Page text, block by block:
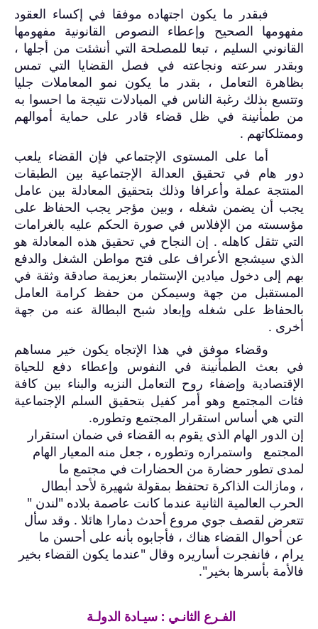
فبقدر ما يكون اجتهاده موفقا في إكساء العقود
مفهومها الصحيح وإعطاء النصوص القانونية مفهومها
القانوني السليم ، تبعا للمصلحة التي أنشئت من أجلها ،
وبقدر سرعته ونجاعته في فصل القضايا التي تمس
بظاهرة التعامل ، بقدر ما يكون نمو المعاملات جليا
وتتسع بذلك رغبة الناس في المبادلات نتيجة ما احسوا به
من طمأنينة في ظل قضاء قادر على حماية أموالهم
وممتلكاتهم .
أما على المستوى الإجتماعي فإن القضاء يلعب
دور هام في تحقيق العدالة الإجتماعية بين الطبقات
المنتجة عملة وأعرافا وذلك بتحقيق المعادلة بين عامل
يجب أن يضمن شغله ، وبين مؤجر يجب الحفاظ على
مؤسسته من الإفلاس في صورة الحكم عليه بالغرامات
التي تثقل كاهله . إن النجاح في تحقيق هذه المعادلة هو
الذي سيشجع الأعراف على فتح مواطن الشغل والدفع
بهم إلى دخول ميادين الإستثمار بعزيمة صادقة وثقة في
المستقبل من جهة وسيمكن من حفظ كرامة العامل
بالحفاظ على شغله وإبعاد شبح البطالة عنه من جهة
أخرى .
وقضاء موفق في هذا الإتجاه يكون خير مساهم
في بعث الطمأنينة في النفوس وإعطاء دفع للحياة
الإقتصادية وإضفاء روح التعامل النزيه والبناء بين كافة
فئات المجتمع وهو أمر كفيل بتحقيق السلم الإجتماعية
التي هي أساس استقرار المجتمع وتطوره.
إن الدور الهام الذي يقوم به القضاء في ضمان استقرار
المجتمع واستمراره وتطوره ، جعل منه المعيار الهام
لمدى تطور حضارة من الحضارات في مجتمع ما
، ومازالت الذاكرة تحتفظ بمقولة شهيرة لأحد أبطال
الحرب العالمية الثانية عندما كانت عاصمة بلاده "لندن "
تتعرض لقصف جوي مروع أحدث دمارا هائلا . وقد سأل
عن أحوال القضاء هناك ، فأجابوه بأنه على أحسن ما
يرام ، فانفجرت أساريره وقال "عندما يكون القضاء بخير
فالأمة بأسرها بخير".
الفـرع الثانـي : سيـادة الدولـة